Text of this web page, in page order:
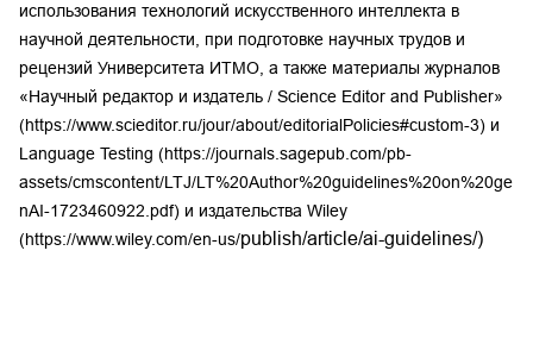
использования технологий искусственного интеллекта в
научной деятельности, при подготовке научных трудов и
рецензий Университета ИТМО, а также материалы журналов
«Научный редактор и издатель / Science Editor and Publisher»
(https://www.scieditor.ru/jour/about/editorialPolicies#custom-3) и
Language Testing (https://journals.sagepub.com/pb-
assets/cmscontent/LTJ/LT%20Author%20guidelines%20on%20ge
nAI-1723460922.pdf) и издательства Wiley
(https://www.wiley.com/en-us/publish/article/ai-guidelines/)